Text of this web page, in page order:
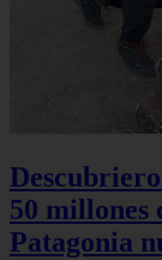
50 millones
Patagonia